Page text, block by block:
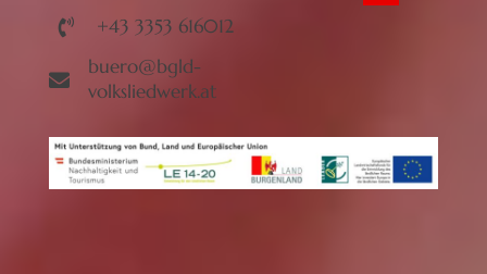
+43 3353 616012
buero@bgld-
volksliedwerk.at